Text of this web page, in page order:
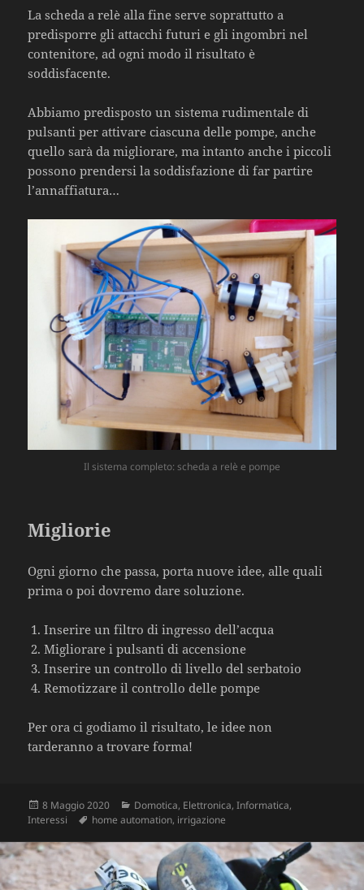
La scheda a relè alla fine serve soprattutto a
predisporre gli attacchi futuri e gli ingombri nel
contenitore, ad ogni modo il risultato è
soddisfacente.
Abbiamo predisposto un sistema rudimentale di
pulsanti per attivare ciascuna delle pompe, anche
quello sarà da migliorare, ma intanto anche i piccoli
possono prendersi la soddisfazione di far partire
l’annaffiatura…
Il sistema completo: scheda a relè e pompe
Migliorie
Ogni giorno che passa, porta nuove idee, alle quali
prima o poi dovremo dare soluzione.
Inserire un filtro di ingresso dell’acqua
Migliorare i pulsanti di accensione
Inserire un controllo di livello del serbatoio
Remotizzare il controllo delle pompe
Per ora ci godiamo il risultato, le idee non
tarderanno a trovare forma!
Scritto
il
8 Maggio 2020 Categorie
Domotica, Elettronica,Informatica,
Interessi
Tag
home automation, irrigazione